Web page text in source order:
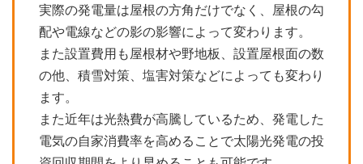
実際の発電量は屋根の方角だけでなく、屋根の勾
配や電線などの影の影響によって変わります。
また設置費用も屋根材や野地板、設置屋根面の数
の他、積雪対策、塩害対策などによっても変わり
ます。
また近年は光熱費が高騰しているため、発電した
電気の自家消費率を高めることで太陽光発電の投